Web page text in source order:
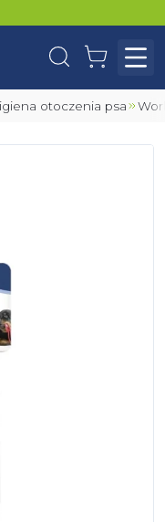
WyszukajKoszyk
Higiena otoczenia psa